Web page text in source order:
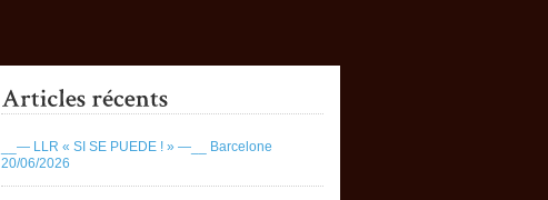
__— LLR « SI SE PUEDE ! » —__ Barcelone
20/06/2026